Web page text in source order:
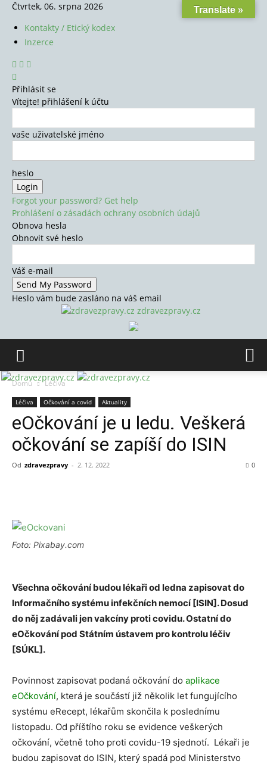
Čtvrtek, 06. srpna 2026
Kontakty / Etický kodex
Inzerce
Přihlásit se
Vítejte! přihlášení k účtu
vaše uživatelské jméno
heslo
Forgot your password? Get help
Prohlášení o zásadách ochrany osobních údajů
Obnova hesla
Obnovit své heslo
Váš e-mail
Heslo vám bude zasláno na váš email
zdravezpravy.cz
Domů Léčiva
Léčiva Očkování a covid Aktuality
eOčkování je u ledu. Veškerá
očkování se zapíší do ISIN
Od zdravezpravy - 2. 12. 2022 0
Foto: Pixabay.com
Všechna očkování budou lékaři od ledna zapisovat do
Informačního systému infekčních nemocí [ISIN]. Dosud
do něj zadávali jen vakcíny proti covidu. Ostatní do
eOčkování pod Státním ústavem pro kontrolu léčiv
[SÚKL].
Povinnost zapisovat podaná očkování do aplikace
eOčkování, která je součástí již několik let fungujícího
systému eRecept, lékařům skončila k poslednímu
listopadu. Od příštího roku se evidence veškerých
očkování, včetně toho proti covidu-19 sjednotí. Lékaři je
budou zapisovat do ISIN, který spadá pod Ministerstvo
Translate »